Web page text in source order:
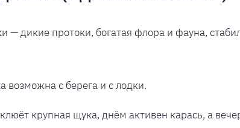
— дикие протоки, богатая флора и фауна,
возможна с берега и с лодки.
крупная щука, днём активен карась, а